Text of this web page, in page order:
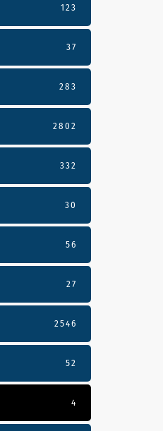
123
37
283
2802
332
30
56
27
2546
52
4